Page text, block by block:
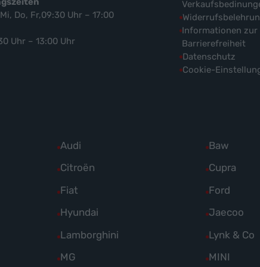
Do, Fr,09:30 Uhr – 17:00
Uhr – 13:00 Uhr
Informationen zur
Barrierefreiheit
Datenschutz
Cookie-
Audi
Alle
Fahrzeuge
Audi
anzeigen
Baw
Alle
Fahrzeuge
Baw
anzeigen
Citroën
Alle
Fahrzeuge
Citroën
anzeigen
Cupra
Alle
Fahrzeuge
Cupra
anzeigen
Fiat
Alle
Fahrzeuge
Fiat
anzeigen
Ford
Alle
Fahrzeuge
Ford
anzeigen
Hyundai
Alle
Fahrzeuge
Hyundai
Jaecoo
Alle
Fahrzeuge
Jaecoo
Lamborghini
Alle
Fahrzeuge
Lynk & Co
Alle
Fahrzeuge
MG
Alle MINI
Alle